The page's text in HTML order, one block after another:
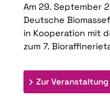
Am 29. September
Deutsche
in Kooperation mit
zum 7.
Zur Veranstaltung